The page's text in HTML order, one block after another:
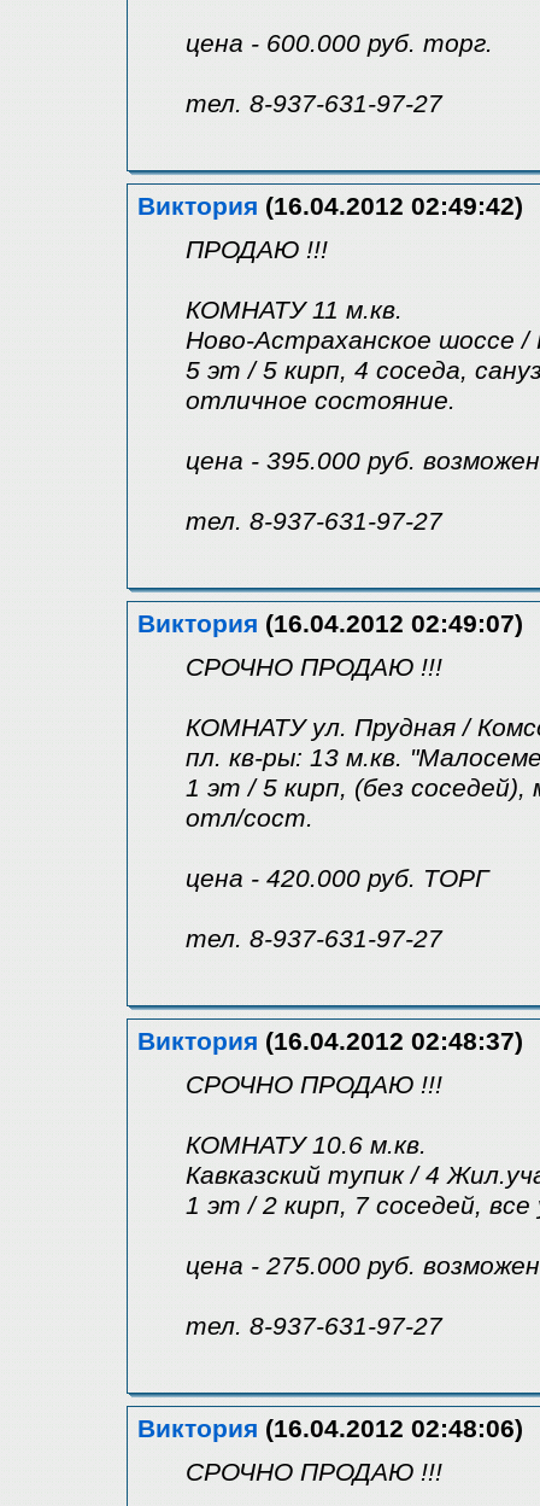
цена - 600.000 руб. торг.
тел. 8-937-631-97-27
Виктория (16.04.2012 02:49:42)
ПРОДАЮ !!!
КОМНАТУ 11 м.кв.
Ново-Астраханское шоссе
5 эт / 5 кирп, 4 соседа,
отличное состояние.
цена - 395.000 руб.
тел. 8-937-631-97-27
Виктория (16.04.2012 02:49:07)
СРОЧНО ПРОДАЮ !!!
КОМНАТУ ул. Прудная /
пл. кв-ры: 13 м.кв.
1 эт / 5 кирп, (без
отл/сост.
цена - 420.000 руб. ТОРГ
тел. 8-937-631-97-27
Виктория (16.04.2012 02:48:37)
СРОЧНО ПРОДАЮ !!!
КОМНАТУ 10.6 м.кв.
Кавказский тупик / 4
1 эт / 2 кирп, 7 соседей,
цена - 275.000 руб.
тел. 8-937-631-97-27
Виктория (16.04.2012 02:48:06)
СРОЧНО ПРОДАЮ !!!